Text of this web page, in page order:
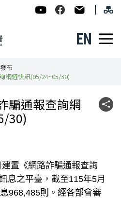
English
布
網週快訊(05/24~05/30)
騙通報查詢網
30)
社群
置《網路詐騙通報查詢
息之平臺，截至115年5月
968,485則。經各部會審